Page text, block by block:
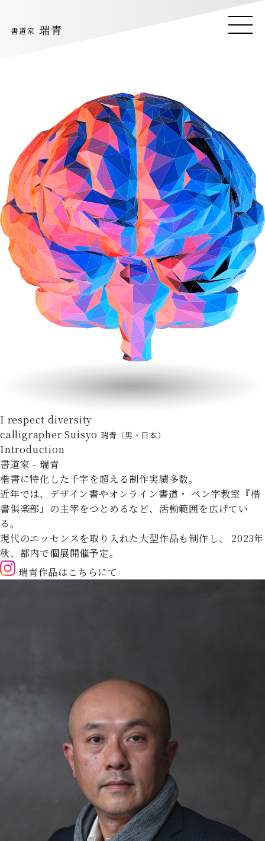
書道家 瑞青 Suisyo
ME
書道家 瑞青
ME
I respect diversity
calligrapher Suisyo 瑞青（男・日本）
Introduction
書道家 - 瑞青
楷書に特化した千字を超える制作実績多数。
近年では、デザイン書やオンライン書道・ ペン字教室『楷
書俱楽部』の主宰をつとめるなど、活動範囲を広げてい
る。
現代のエッセンスを取り入れた大型作品も制作し、
2023年
秋、都内で個展開催予定。
瑞青作品はこちらにて